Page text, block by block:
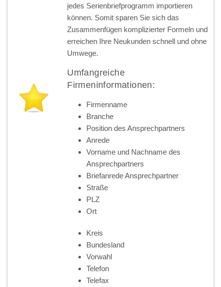
jedes Serienbriefprogramm importieren
können. Somit sparen Sie sich das
Zusammenfügen komplizierter Formeln und
erreichen Ihre Neukunden schnell und ohne
Umwege.
Umfangreiche
Firmeninformationen:
Firmenname
Branche
Position des Ansprechpartners
Anrede
Vorname und Nachname des
Ansprechpartners
Briefanrede Ansprechpartner
Straße
PLZ
Ort
Kreis
Bundesland
Vorwahl
Telefon
Telefax